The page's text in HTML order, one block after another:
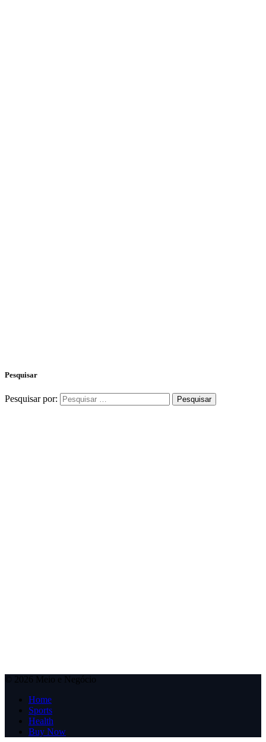
Pesquisar
Pesquisar por:
© 2026 Meio e Negócio
Home
Sports
Health
Buy Now